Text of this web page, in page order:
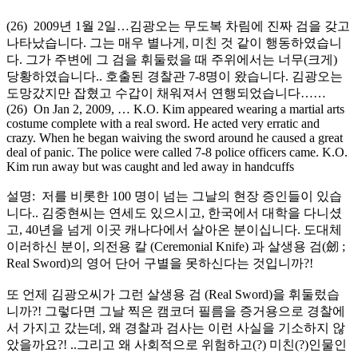
(26) 2009년 1월 2일…김광오는 무도복 차림에 진짜 검을 갖고
나타났습니다. 그는 매우 별나게, 미친 것 같이 행동하였습니
다. 그가 주변에 그 검을 휘둘렀을 때 주위에서는 너무(크게)
당황하였습니다.. 호출된 경찰관 7-8명이 왔습니다. 김광오는
도망갔지만 잡혔고 수갑이 채워져서 연행되었습니다……
(26) On Jan 2, 2009, … K.O. Kim appeared wearing a martial arts
costume complete with a real sword. He acted very erratic and
crazy. When he began waiving the sword around he caused a great
deal of panic. The police were called 7-8 police officers came. K.O.
Kim run away but was caught and led away in handcuffs
설명: 저를 비롯한 100 명이 넘는 그날의 현장 증인들이 있습
니다.. 김중현씨는 연세도 있으시고, 한국에서 대학을 다니셨
고, 40년을 넘게 이곳 캐나다에서 살아온 분이십니다. 도대체
이러하신 분이, 의전용 칼 (Ceremonial Knife) 과 살생용 검(劒 ;
Real Sword)의 영어 단어 구별을 못하신다는 것입니까?!
또 언제 김광오씨가 그런 살생용 검 (Real Sword)을 휘둘렀습
니까?! 그렇다면 그날 찍은 캠코더 필름을 증거용으로 경찰에
서 가지고 갔는데, 왜 경찰과 검사는 이런 사실을 기소하지 않
았을까요?! ..그리고 왜 사회적으로 위험하고(?) 미친(?)인물인